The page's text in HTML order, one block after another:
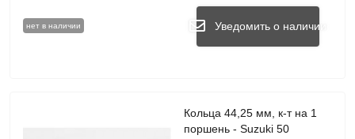
нет в наличии Уведомить о наличии
Кольца 44,25 мм, к-т на 1
поршень - Suzuki 50